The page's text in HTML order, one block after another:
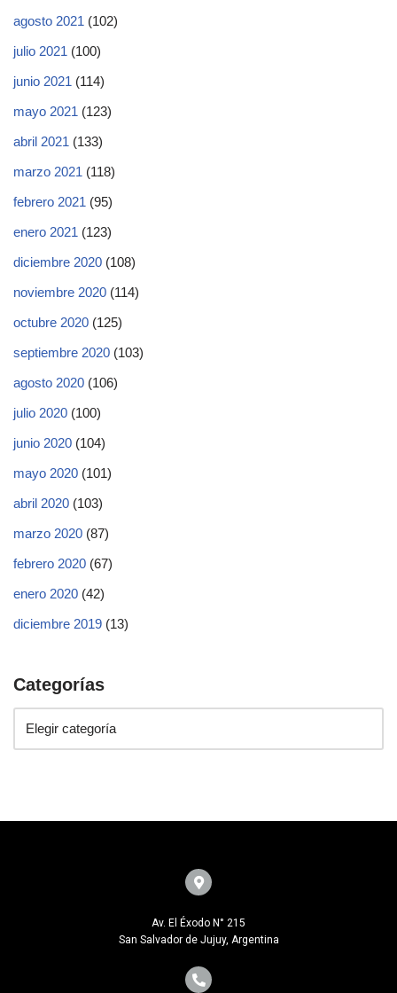
agosto 2021 (102)
julio 2021 (100)
junio 2021 (114)
mayo 2021 (123)
abril 2021 (133)
marzo 2021 (118)
febrero 2021 (95)
enero 2021 (123)
diciembre 2020 (108)
noviembre 2020 (114)
octubre 2020 (125)
septiembre 2020 (103)
agosto 2020 (106)
julio 2020 (100)
junio 2020 (104)
mayo 2020 (101)
abril 2020 (103)
marzo 2020 (87)
febrero 2020 (67)
enero 2020 (42)
diciembre 2019 (13)
Categorías
Av. El Éxodo N° 215
San Salvador de Jujuy, Argentina